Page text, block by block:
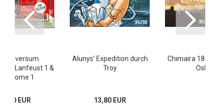
Universum
Lanfeust 1 &
Gnome 1
EUR
Alunys’ Expedition durch
Troy
13,80 EUR
Chimaira 1887
Oskar